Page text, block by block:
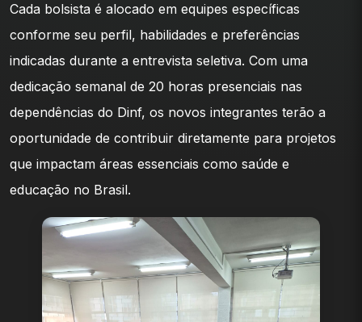
Cada bolsista é alocado em equipes específicas
conforme seu perfil, habilidades e preferências
indicadas durante a entrevista seletiva. Com uma
dedicação semanal de 20 horas presenciais nas
dependências do Dinf, os novos integrantes terão a
oportunidade de contribuir diretamente para projetos
que impactam áreas essenciais como saúde e
educação no Brasil.